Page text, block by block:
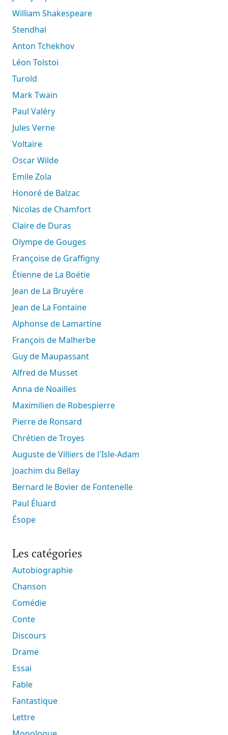
William Shakespeare
Stendhal
Anton Tchekhov
Léon Tolstoï
Turold
Mark Twain
Paul Valéry
Jules Verne
Voltaire
Oscar Wilde
Emile Zola
Honoré de Balzac
Nicolas de Chamfort
Claire de Duras
Olympe de Gouges
Françoise de Graffigny
Étienne de La Boétie
Jean de La Bruyère
Jean de La Fontaine
Alphonse de Lamartine
François de Malherbe
Guy de Maupassant
Alfred de Musset
Anna de Noailles
Maximilien de Robespierre
Pierre de Ronsard
Chrétien de Troyes
Auguste de Villiers de l'Isle-Adam
Joachim du Bellay
Bernard le Bovier de Fontenelle
Paul Éluard
Ésope
Les catégories
Autobiographie
Chanson
Comédie
Conte
Discours
Drame
Essai
Fable
Fantastique
Lettre